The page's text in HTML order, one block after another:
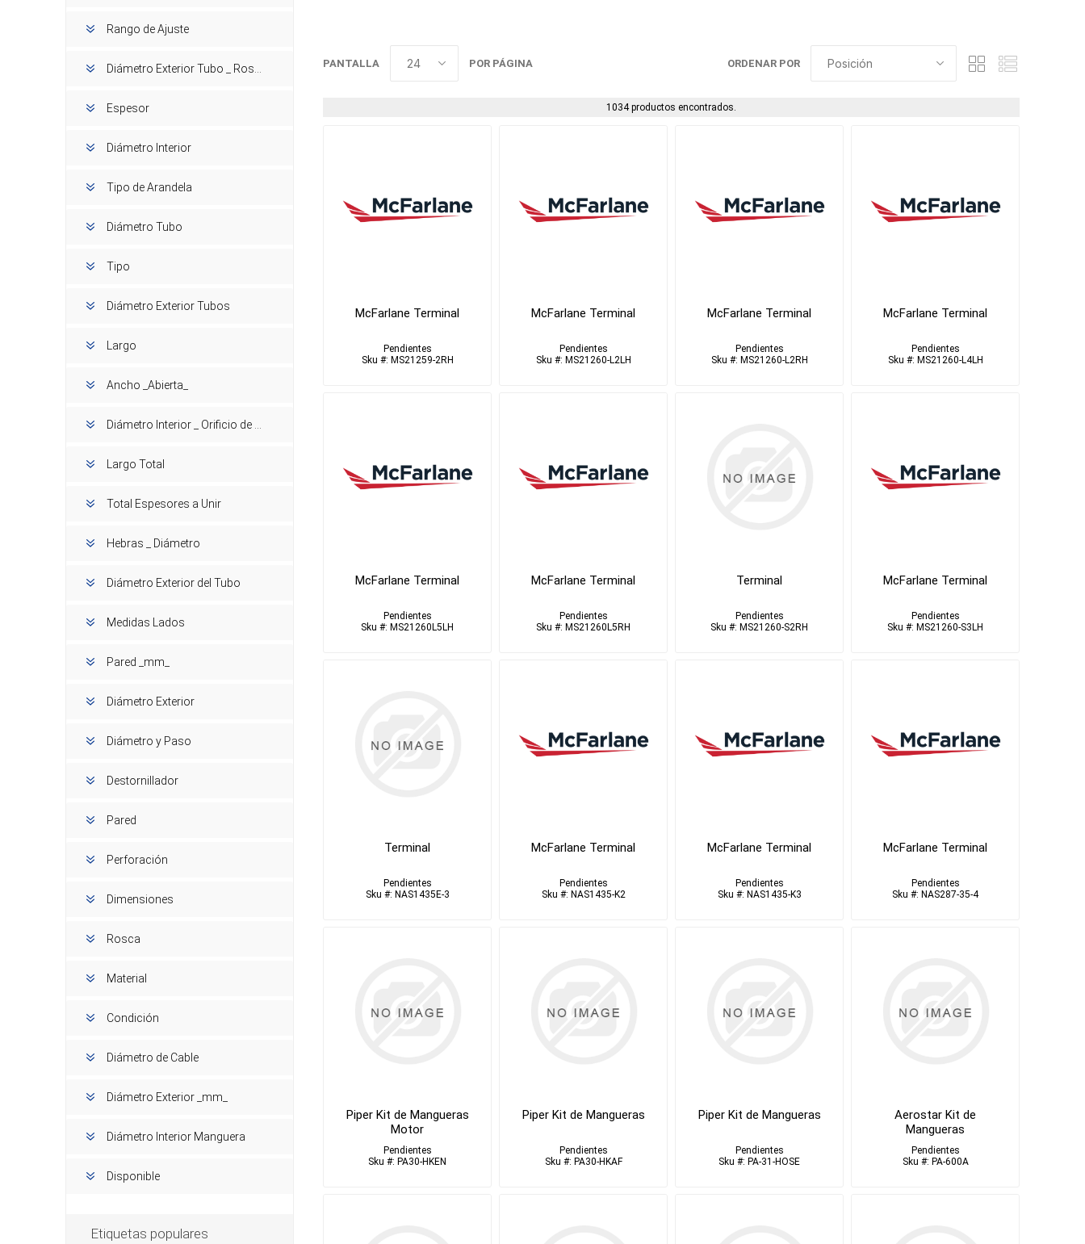
ORDENAR POR
PANTALLA POR PÁGINA
1034 productos encontrados.
McFarlane Terminal
Pendientes
Sku #: MS21259-2RH
McFarlane Terminal
Pendientes
Sku #: MS21260-L2LH
McFarlane Terminal
Pendientes
Sku #: MS21260-L2RH
McFarlane Terminal
Pendientes
Sku #: MS21260-L4LH
McFarlane Terminal
Pendientes
Sku #: MS21260L5LH
McFarlane Terminal
Pendientes
Sku #: MS21260L5RH
Terminal
Pendientes
Sku #: MS21260-S2RH
McFarlane Terminal
Pendientes
Sku #: MS21260-S3LH
Terminal
Pendientes
Sku #: NAS1435E-3
McFarlane Terminal
Pendientes
Sku #: NAS1435-K2
McFarlane Terminal
Pendientes
Sku #: NAS1435-K3
McFarlane Terminal
Pendientes
Sku #: NAS287-35-4
Piper Kit de Mangueras
Motor
Pendientes
Sku #: PA30-HKEN
Piper Kit de Mangueras
Pendientes
Sku #: PA30-HKAF
Piper Kit de Mangueras
Pendientes
Sku #: PA-31-HOSE
Aerostar Kit de
Mangueras
Pendientes
Sku #: PA-600A
Rango de Ajuste
Diámetro Exterior Tubo _ Rosca Cónica
Espesor
Diámetro Interior
Tipo de Arandela
Diámetro Tubo
Tipo
Diámetro Exterior Tubos
Largo
Ancho _Abierta_
Diámetro Interior _ Orificio de Panel
Largo Total
Total Espesores a Unir
Hebras _ Diámetro
Diámetro Exterior del Tubo
Medidas Lados
Pared _mm_
Diámetro Exterior
Diámetro y Paso
Destornillador
Pared
Perforación
Dimensiones
Rosca
Material
Condición
Diámetro de Cable
Diámetro Exterior _mm_
Diámetro Interior Manguera
Disponible
Etiquetas populares